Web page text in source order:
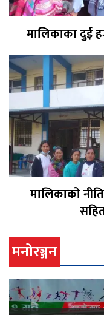
मालिकाका दुई
मालिकाको
मनोरञ्जन